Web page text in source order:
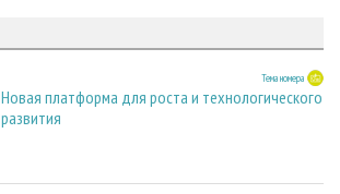
Тема номера
Новая платформа для роста и технологического
развития